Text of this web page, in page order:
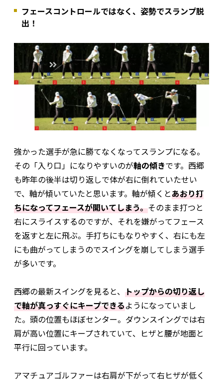
フェースコントロールではなく、姿勢でスランプ脱
出！
強かった選手が急に勝てなくなってスランプになる。
その「入り口」になりやすいのが軸の傾きです。西郷
も昨年の後半は切り返しで体が右に倒れていたせい
で、軸が傾いていたと思います。軸が傾くとあおり打
ちになってフェースが開いてしまう。そのまま打つと
右にスライスするのですが、それを嫌がってフェース
を返すと左に飛ぶ。手打ちにもなりやすく、右にも左
にも曲がってしまうのでスイングを崩してしまう選手
が多いです。
西郷の最新スイングを見ると、 トップからの切り返し
で軸が真っすぐにキープできるようになっていまし
た。頭の位置もほぼセンター。ダウンスイングでは右
肩が高い位置にキープされていて、ヒザと腰が地面と
平行に回っています。
アマチュアゴルファーは右肩が下がって右ヒザが低く